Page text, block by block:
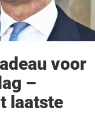
voor
–
laatste